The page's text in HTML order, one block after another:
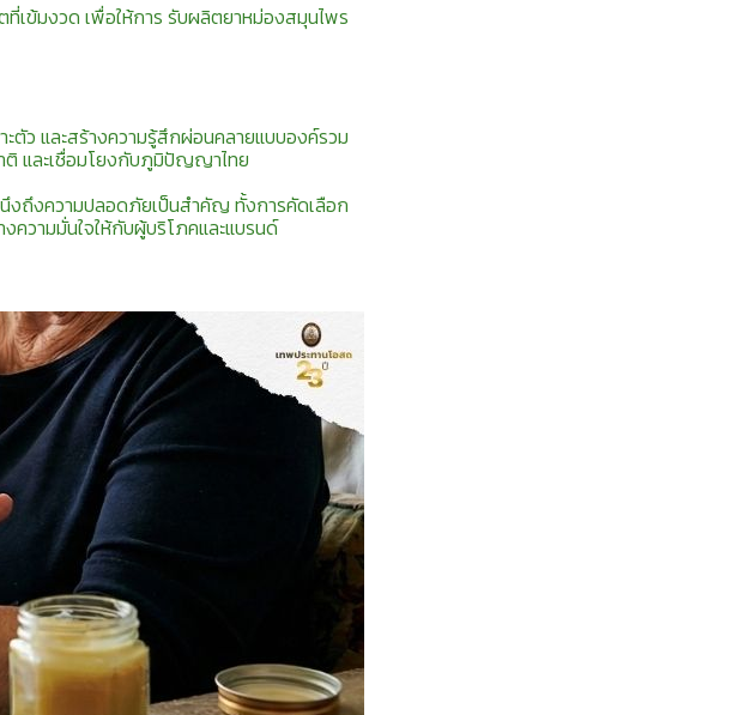
เข้มงวด เพื่อให้การ รับผลิตยาหม่องสมุนไพร
ตัว และสร้างความรู้สึกผ่อนคลายแบบองค์รวม
ติ และเชื่อมโยงกับภูมิปัญญาไทย
งถึงความปลอดภัยเป็นสำคัญ ทั้งการคัดเลือก
วามมั่นใจให้กับผู้บริโภคและแบรนด์